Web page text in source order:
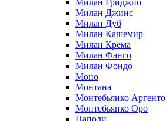
Милан Джинс
Милан Дуб
Милан Кашемир
Милан Крема
Милан Фанго
Милан Фондо
Моно
Монтана
Монтебьянко Аргенто
Монтебьянко Оро
Наполи